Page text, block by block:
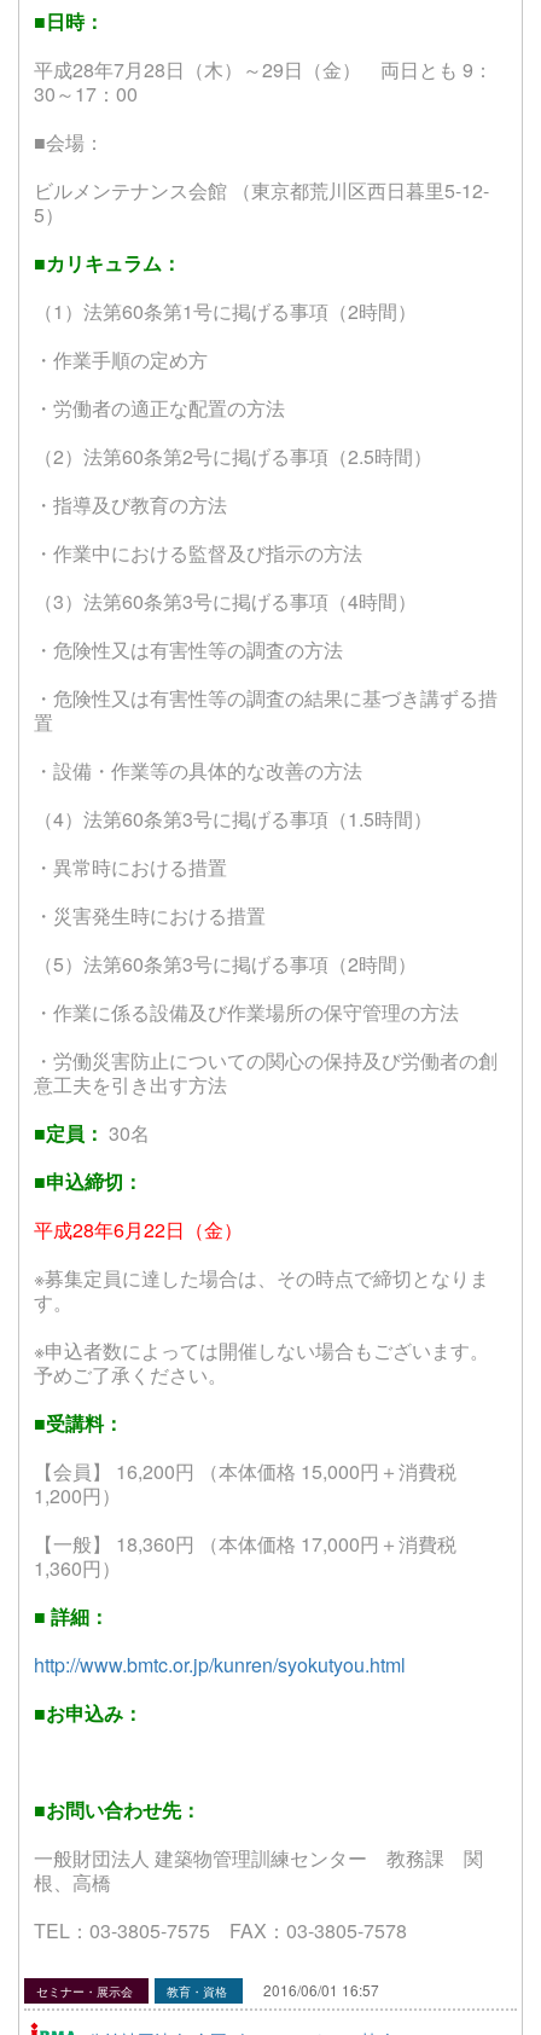
■日時：
平成28年7月28日（木）～29日（金） 両日とも 9：
30～17：00
■会場：
ビルメンテナンス会館 （東京都荒川区西日暮里5-12-
5）
■カリキュラム：
（1）法第60条第1号に掲げる事項（2時間）
・作業手順の定め方
・労働者の適正な配置の方法
（2）法第60条第2号に掲げる事項（2.5時間）
・指導及び教育の方法
・作業中における監督及び指示の方法
（3）法第60条第3号に掲げる事項（4時間）
・危険性又は有害性等の調査の方法
・危険性又は有害性等の調査の結果に基づき講ずる措
置
・設備・作業等の具体的な改善の方法
（4）法第60条第3号に掲げる事項（1.5時間）
・異常時における措置
・災害発生時における措置
（5）法第60条第3号に掲げる事項（2時間）
・作業に係る設備及び作業場所の保守管理の方法
・労働災害防止についての関心の保持及び労働者の創
意工夫を引き出す方法
■定員： 30名
■申込締切：
平成28年6月22日（金）
※募集定員に達した場合は、その時点で締切となりま
す。
※申込者数によっては開催しない場合もございます。
予めご了承ください。
■受講料：
【会員】 16,200円 （本体価格 15,000円＋消費税
1,200円）
【一般】 18,360円 （本体価格 17,000円＋消費税
1,360円）
■ 詳細：
http://www.bmtc.or.jp/kunren/syokutyou.html
■お申込み：
■お問い合わせ先：
一般財団法人 建築物管理訓練センター 教務課 関
根、高橋
TEL：03-3805-7575 FAX：03-3805-7578
セミナー・展示会 教育・資格 2016/06/01 16:57